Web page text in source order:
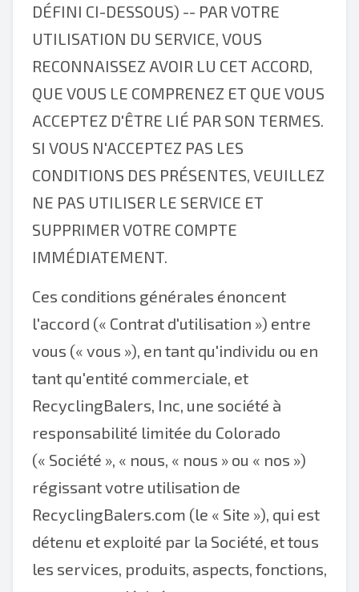
DÉFINI CI-DESSOUS) -- PAR VOTRE
UTILISATION DU SERVICE, VOUS
RECONNAISSEZ AVOIR LU CET ACCORD,
QUE VOUS LE COMPRENEZ ET QUE VOUS
ACCEPTEZ D'ÊTRE LIÉ PAR SON TERMES.
SI VOUS N'ACCEPTEZ PAS LES
CONDITIONS DES PRÉSENTES, VEUILLEZ
NE PAS UTILISER LE SERVICE ET
SUPPRIMER VOTRE COMPTE
IMMÉDIATEMENT.
Ces conditions générales énoncent
l'accord (« Contrat d'utilisation ») entre
vous (« vous »), en tant qu'individu ou en
tant qu'entité commerciale, et
RecyclingBalers, Inc, une société à
responsabilité limitée du Colorado
(« Société », « nous, « nous » ou « nos »)
régissant votre utilisation de
RecyclingBalers.com (le « Site »), qui est
détenu et exploité par la Société, et tous
les services, produits, aspects, fonctions,